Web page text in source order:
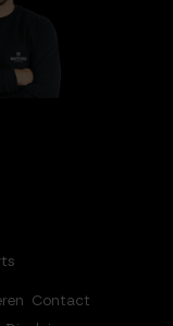
Contact